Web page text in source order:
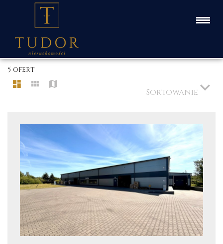
5 ofert
Sortowanie